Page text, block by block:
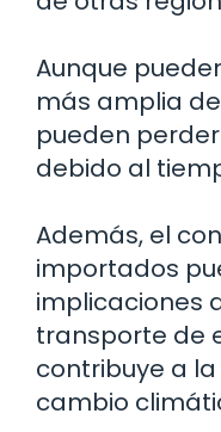
Aunque
más amplia
pueden
debido al
Además, el
importados
implicaciones
transporte de
contribuye a
cambio